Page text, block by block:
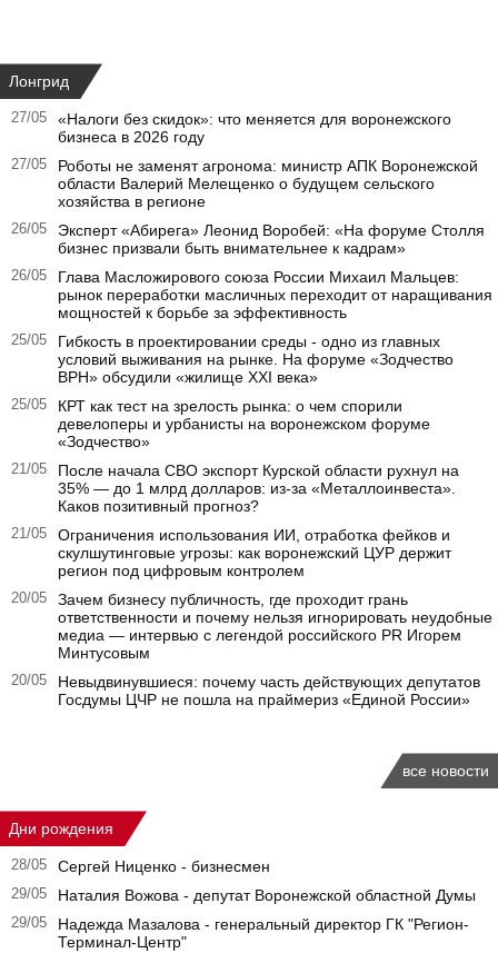
Лонгрид
27/05
«Налоги без скидок»: что меняется для воронежского
бизнеса в 2026 году
27/05
Роботы не заменят агронома: министр АПК Воронежской
области Валерий Мелещенко о будущем сельского
хозяйства в регионе
26/05
Эксперт «Абирега» Леонид Воробей: «На форуме Столля
бизнес призвали быть внимательнее к кадрам»
26/05
Глава Масложирового союза России Михаил Мальцев:
рынок переработки масличных переходит от наращивания
мощностей к борьбе за эффективность
25/05
Гибкость в проектировании среды - одно из главных
условий выживания на рынке. На форуме «Зодчество
ВРН» обсудили «жилище XXI века»
25/05
КРТ как тест на зрелость рынка: о чем спорили
девелоперы и урбанисты на воронежском форуме
«Зодчество»
21/05
После начала СВО экспорт Курской области рухнул на
35% — до 1 млрд долларов: из-за «Металлоинвеста».
Каков позитивный прогноз?
21/05
Ограничения использования ИИ, отработка фейков и
скулшутинговые угрозы: как воронежский ЦУР держит
регион под цифровым контролем
20/05
Зачем бизнесу публичность, где проходит грань
ответственности и почему нельзя игнорировать неудобные
медиа — интервью с легендой российского PR Игорем
Минтусовым
20/05
Невыдвинувшиеся: почему часть действующих депутатов
Госдумы ЦЧР не пошла на праймериз «Единой России»
все новости
Дни рождения
28/05 Сергей Ниценко - бизнесмен
29/05 Наталия Вожова - депутат Воронежской областной Думы
29/05
Надежда Мазалова - генеральный директор ГК "Регион-
Терминал-Центр"